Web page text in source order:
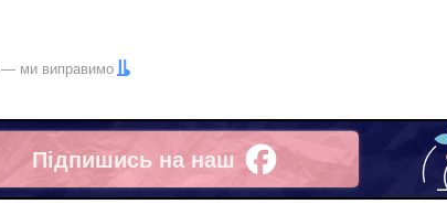
— ми виправимо
Підпишись на наш
Facebook